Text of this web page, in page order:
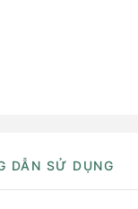
DẪN SỬ DỤNG